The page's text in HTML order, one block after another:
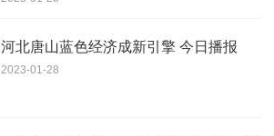
河北唐山蓝色经济成新引擎 今日播报
2023-01-28